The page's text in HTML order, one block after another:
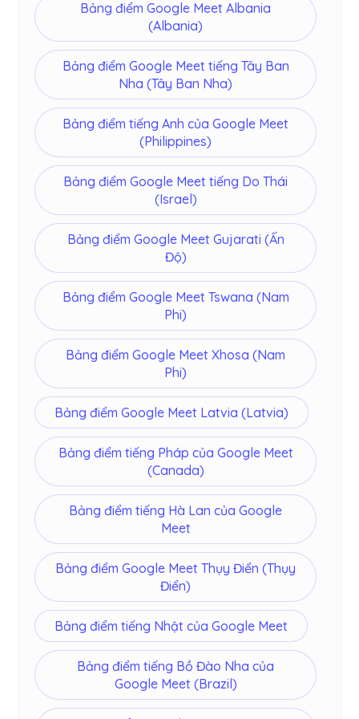
Bảng điểm Google Meet Albania
(Albania)
Bảng điểm Google Meet tiếng Tây Ban
Nha (Tây Ban Nha)
Bảng điểm tiếng Anh của Google Meet
(Philippines)
Bảng điểm Google Meet tiếng Do Thái
(Israel)
Bảng điểm Google Meet Gujarati (Ấn
Độ)
Bảng điểm Google Meet Tswana (Nam
Phi)
Bảng điểm Google Meet Xhosa (Nam
Phi)
Bảng điểm Google Meet Latvia (Latvia)
Bảng điểm tiếng Pháp của Google Meet
(Canada)
Bảng điểm tiếng Hà Lan của Google
Meet
Bảng điểm Google Meet Thụy Điển (Thụy
Điển)
Bảng điểm tiếng Nhật của Google Meet
Bảng điểm tiếng Bồ Đào Nha của
Google Meet (Brazil)